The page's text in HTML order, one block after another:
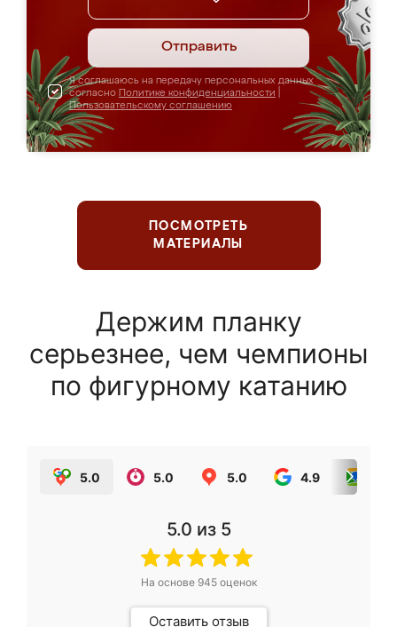
Отправить
Я соглашаюсь на передачу персональных данных
согласно Политике конфиденциальности
Пользовательскому соглашению
ПОСМОТРЕТЬ
МАТЕРИАЛЫ
Держим планку
серьезнее, чем чемпионы
по фигурному катанию
5.0 5.0 5.0 4.9
5.0 из 5
На основе 945оценок
Оставить отзыв